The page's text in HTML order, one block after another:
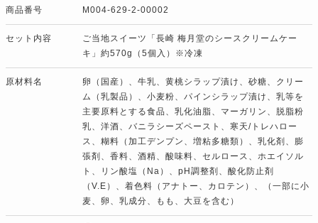
商品番号 M004-629-2-00002
セット内容
ご当地スイーツ「長崎 梅月堂のシースクリームケー
キ」約570g（5個入）※冷凍
原材料名
卵（国産）、牛乳、黄桃シラップ漬け、砂糖、クリー
ム（乳製品）、小麦粉、パインシラップ漬け、乳等を
主要原料とする食品、乳化油脂、マーガリン、脱脂粉
乳、洋酒、バニラシーズペースト、寒天/トレハロー
ス、糊料（加工デンプン、増粘多糖類）、乳化剤、膨
張剤、香料、酒精、酸味料、セルロース、ホエイソル
ト、リン酸塩（Na）、pH調整剤、酸化防止剤
（V.E）、着色料（アナトー、カロテン）、（一部に小
麦、卵、乳成分、もも、大豆を含む）